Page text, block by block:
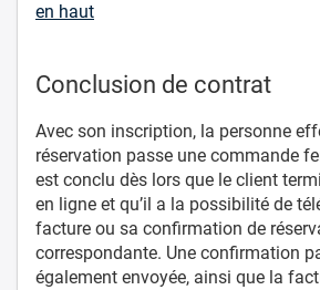
en haut
Conclusion de contrat
Avec son inscription, la personne
réservation passe une commande
est conclu dès lors que le client
en ligne et qu’il a la possibilité de
facture ou sa confirmation de
correspondante. Une confirmation
également envoyée, ainsi que la